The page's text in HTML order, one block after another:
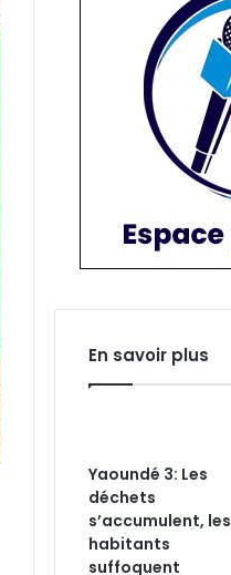
En savoir plus
Yaoundé 3: Les
déchets
s’accumulent, les
habitants
suffoquent